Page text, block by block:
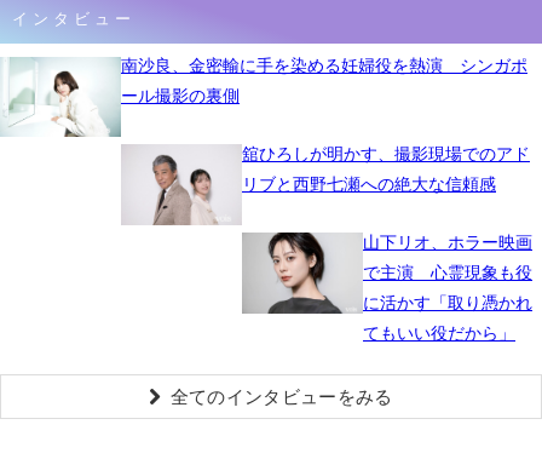
インタビュー
南沙良、金密輸に手を染める妊婦役を熱演 シンガポ
ール撮影の裏側
舘ひろしが明かす、撮影現場でのアド
リブと西野七瀬への絶大な信頼感
山下リオ、ホラー映画
で主演 心霊現象も役
に活かす「取り憑かれ
てもいい役だから」
全てのインタビューをみる